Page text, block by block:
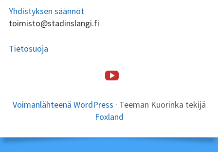
Yhdistyksen säännöt
toimisto@stadinslangi.fi
Tietosuoja
Etusivu
Stadin
ry
Toiminta
Tsilari
Stadin
ja
Stadin
Voimanlähteenä WordPress · Teeman Kuorinka tekijä
Foxland